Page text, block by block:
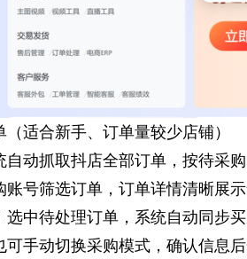
合新手、订单量较少店铺）
抓取抖店全部订单，按待采购
账号筛选订单，订单详情清晰展
待处理订单，系统自动同步买
可手动切换采购模式，确认信息